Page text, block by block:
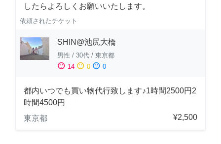
したらよろしくお願いいたします。
依頼されたチケット
SHIN@池尻大橋
男性 / 30代 / 東京都
sentiment_satisfied 14 sentiment_neutral 0 sentiment_dissatisfied 0
都内いつでも買い物代行致します♪1時間2500円2
時間4500円
東京都
¥2,500